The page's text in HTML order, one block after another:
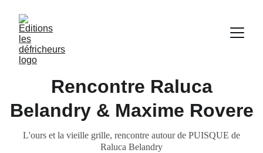
Rencontre Raluca
Belandry & Maxime Rovere
L'ours et la vieille grille, rencontre autour de PUISQUE de
Raluca Belandry